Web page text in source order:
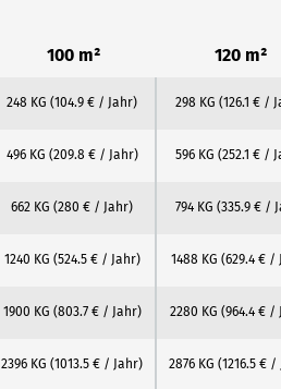
100 m² 120 m²
248 KG (104.9 € / Jahr) 298 KG (126.1 € /
496 KG (209.8 € / Jahr) 596 KG (252.1 € /
662 KG (280 € / Jahr) 794 KG (335.9 € /
1240 KG (524.5 € / Jahr) 1488 KG (629.4 € /
1900 KG (803.7 € / Jahr) 2280 KG (964.4 € /
2396 KG (1013.5 € / Jahr) 2876 KG (1216.5 € /